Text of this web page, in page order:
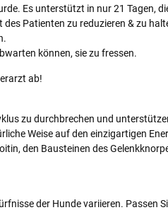
Es unterstützt in nur 21 Tagen,
Patienten zu reduzieren & zu
können, sie zu fressen.
ab!
zu durchbrechen und
Weise auf den einzigartigen
den Bausteinen des
der Hunde variieren. Passen